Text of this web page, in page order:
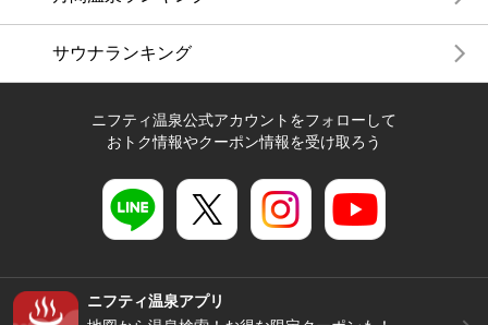
サウナランキング
ニフティ温泉公式アカウントをフォローして
おトク情報やクーポン情報を受け取ろう
ニフティ温泉アプリ